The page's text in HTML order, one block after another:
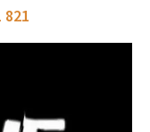
821